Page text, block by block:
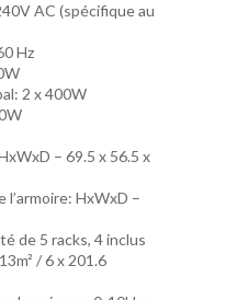
AC (spécifique au
Hz
2 x 400W
– 69.5 x 56.5 x
l’armoire: HxWxD –
de 5 racks, 4 inclus
/ 6 x 201.6